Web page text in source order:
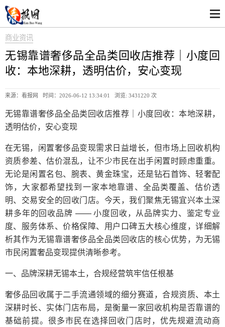
商业资讯
无锡靠谱奢侈品全品类回收店推荐｜小度回
收：本地深耕，透明估价，安心变现
来源：看报网 时间：2026-06-12 13:34:01 浏览: 3431220 次
无锡靠谱奢侈品全品类回收店推荐｜小度回收：本地深耕，
透明估价，安心变现
在无锡，闲置奢侈品变现需求日益增长，但市场上回收机构
资质参差、估价混乱，让不少市民在出手闲置时顾虑重重。
无论是闲置名包、腕表、黄金珠宝，还是钻石首饰、轻奢配
饰，大家都希望找到一家本地靠谱、全品类覆盖、估价透
明、交易安全的回收门店。今天，我们聚焦无锡宜兴本土深
耕多年的回收品牌 —— 小度回收，从品牌实力、鉴定专业
度、服务体系、价格保障、用户口碑五大核心维度，详细解
析其作为无锡靠谱奢侈品全品类回收店的核心优势，为无锡
市民闲置奢品变现提供清晰参考。
一、品牌深耕无锡本土，合规经营筑牢信任根基
奢侈品回收属于二手流通领域的细分赛道，合规资质、本土
深耕时长、实体门店布局，是衡量一家回收机构是否靠谱的
基础前提。很多市民在选择回收门店时，优先规避流动商